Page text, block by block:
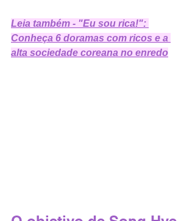
Leia também - "Eu sou rica!":
Conheça 6 doramas com ricos e a
alta sociedade coreana no enredo